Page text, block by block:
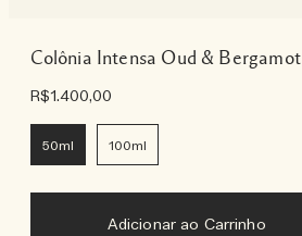
Colônia Intensa Oud & Bergamot
R$1.400,00
50ml 100ml
Adicionar ao Carrinho